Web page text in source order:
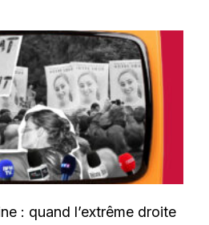
: quand l’extrême droite